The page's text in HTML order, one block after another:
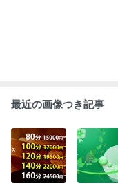
最近の画像つき記事